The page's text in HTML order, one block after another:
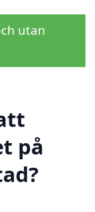
utan
på